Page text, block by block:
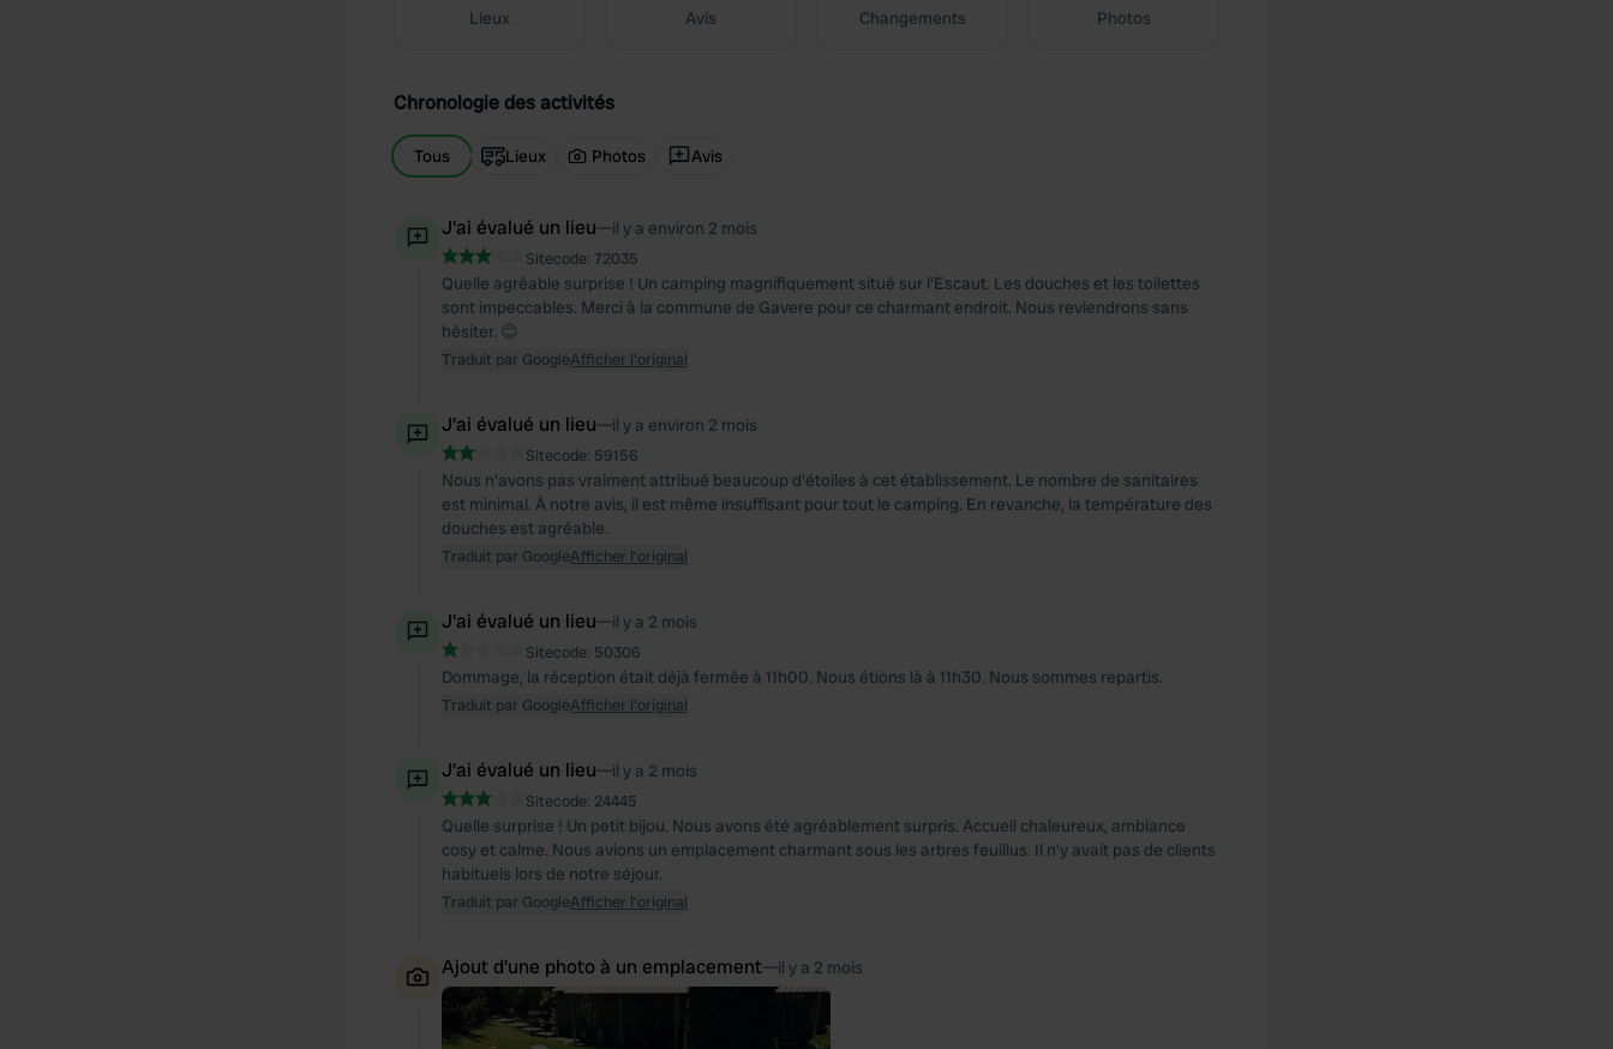
Lieux Avis Changements Photos
Chronologie des activités
Tous Lieux Photos Avis
J'ai évalué un lieu—il y a environ 2 mois
Sitecode: 72035
Quelle agréable surprise ! Un camping magnifiquement situé sur l'Escaut. Les douches et les toilettes
sont impeccables. Merci à la commune de Gavere pour ce charmant endroit. Nous reviendrons sans
hésiter. 😊
Traduit par GoogleAfficher l'original
J'ai évalué un lieu—il y a environ 2 mois
Sitecode: 59156
Nous n'avons pas vraiment attribué beaucoup d'étoiles à cet établissement. Le nombre de sanitaires
est minimal. À notre avis, il est même insuffisant pour tout le camping. En revanche, la température des
douches est agréable.
Traduit par GoogleAfficher l'original
J'ai évalué un lieu—il y a 2 mois
Sitecode: 50306
Dommage, la réception était déjà fermée à 11h00. Nous étions là à 11h30. Nous sommes repartis.
Traduit par GoogleAfficher l'original
J'ai évalué un lieu—il y a 2 mois
Sitecode: 24445
Quelle surprise ! Un petit bijou. Nous avons été agréablement surpris. Accueil chaleureux, ambiance
cosy et calme. Nous avions un emplacement charmant sous les arbres feuillus. Il n'y avait pas de clients
habituels lors de notre séjour.
Traduit par GoogleAfficher l'original
Ajout d'une photo à un emplacement—il y a 2 mois